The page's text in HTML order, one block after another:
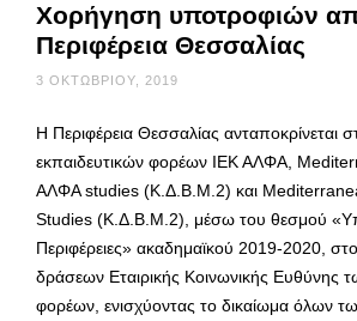
Χορήγηση υποτροφιών
Περιφέρεια Θεσσαλίας
3 ΟΚΤΩΒΡΊΟΥ, 2019
Η Περιφέρεια Θεσσαλίας ανταποκρίνεται
εκπαιδευτικών φορέων ΙΕΚ ΑΛΦΑ,
ΑΛΦΑ studies (Κ.Δ.Β.Μ.2) και
Studies (Κ.Δ.Β.Μ.2), μέσω του θεσμού
Περιφέρειες» ακαδημαϊκού 2019-2020,
δράσεων Εταιρικής Κοινωνικής Ευθύνης
φορέων, ενισχύοντας το δικαίωμα όλων